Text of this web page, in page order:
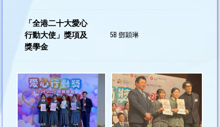
「全港二十大愛心
行動大使」獎項及
獎學金
5B 鄧穎琳